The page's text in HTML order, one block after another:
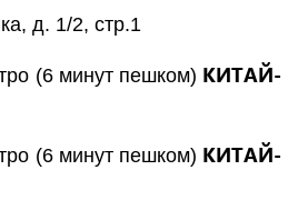
д. 1/2, стр.1
(6 минут пешком) КИТАЙ-
(6 минут пешком) КИТАЙ-